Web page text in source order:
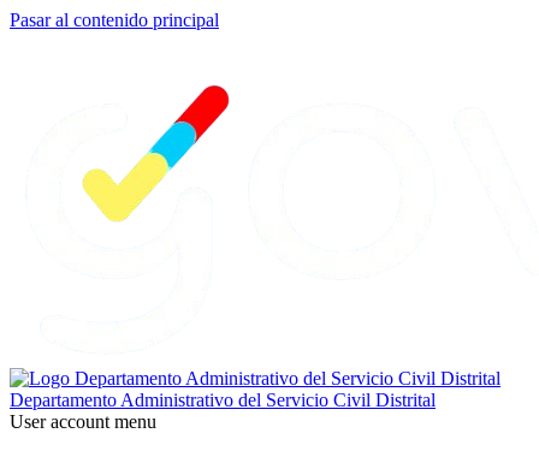
Pasar al contenido principal
Departamento Administrativo del Servicio Civil Distrital
User account menu